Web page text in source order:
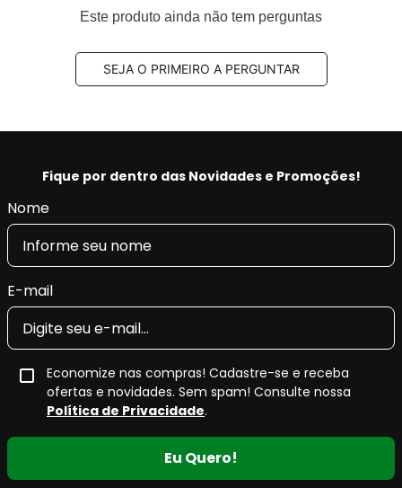
e caminhões com todos certificados: ISO 9001: 2015,
2016 e INMETRO,
Aplus 100% produzido na fábrica nossa fábrica na
máxima tração, pilotagem precisa e segurança.
- Restaura as características originais do veículo,
conforto e retira as vibrações.
- Produto Original em diversas montadoras na
EUROPA e com certificado INMETRO.
Este produto ainda não tem perguntas
SEJA O PRIMEIRO A PERGUNTAR
Fique por dentro das Novidades e Promoções!
Nome
E-mail
Economize nas compras! Cadastre-se e receba
ofertas e novidades. Sem spam! Consulte nossa
Política de Privacidade.
Eu Quero!